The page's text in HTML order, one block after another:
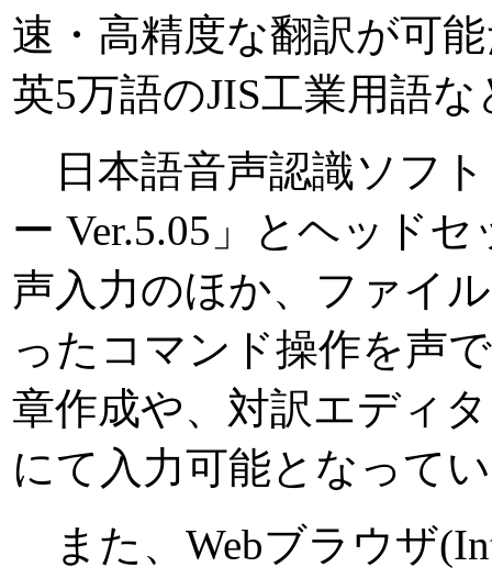
速・高精度な翻訳が可
英5万語のJIS工業用語
日本語音声認識ソフ
ー Ver.5.05」とヘッド
声入力のほか、ファイ
ったコマンド操作を声
章作成や、対訳エディ
にて入力可能となって
また、Webブラウザ